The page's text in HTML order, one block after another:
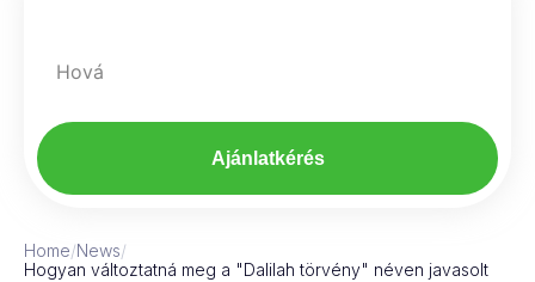
Hová
Ajánlatkérés
Home/News/
Hogyan változtatná meg a "Dalilah törvény" néven javasolt